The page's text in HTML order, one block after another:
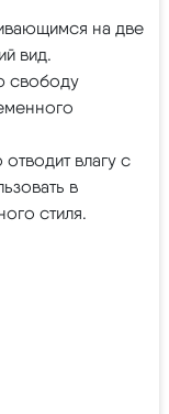
на две
вид.
свободу
влагу с
в
стиля.